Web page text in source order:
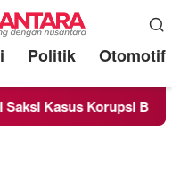
Politik Otomotif
Korupsi Bibit